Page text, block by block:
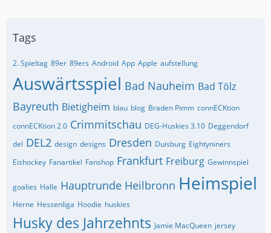
Tags
2. Spieltag 89er 89ers Android App Apple aufstellung
Auswärtsspiel Bad Nauheim Bad Tölz
Bayreuth Bietigheim blau blog Braden Pimm connECKtion
connECKtion 2.0 Crimmitschau DEG-Huskies 3.10 Deggendorf
del DEL2 design designs Dresden Duisburg Eightyniners
Eishockey Fanartikel Fanshop Frankfurt Freiburg Gewinnspiel
goalies Halle Hauptrunde Heilbronn Heimspiel
Herne Hessenliga Hoodie huskies
Husky des Jahrzehnts Jamie MacQueen jersey